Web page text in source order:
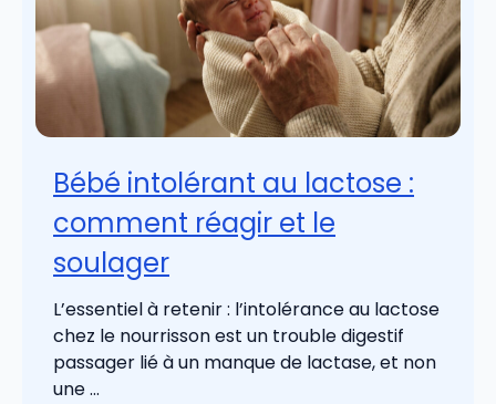
Bébé intolérant au lactose :
comment réagir et le
soulager
L’essentiel à retenir : l’intolérance au lactose
chez le nourrisson est un trouble digestif
passager lié à un manque de lactase, et non
une ...